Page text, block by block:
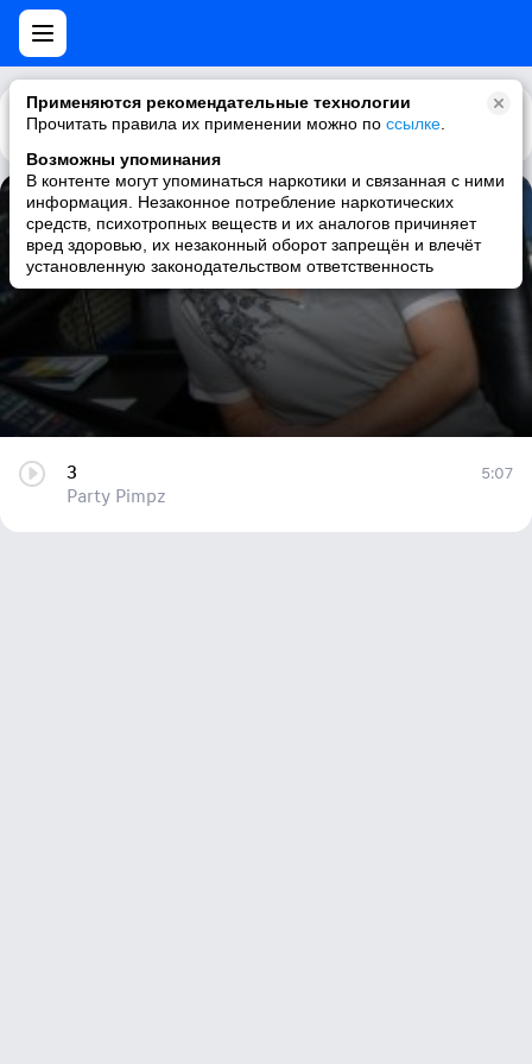
Применяются рекомендательные технологии
Прочитать правила их применении можно по ссылке
Возможны упоминания
В контенте могут упоминаться наркотики и связанная с ними
информация. Незаконное потребление наркотических
средств, психотропных веществ и их аналогов причиняет
вред здоровью, их незаконный оборот запрещён и влечёт
установленную законодательством ответственность
Каталог Рекомендации
3
Party Pimpz
3
Party Pimpz
5:07